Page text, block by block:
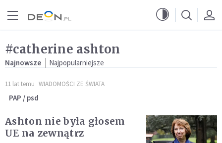
#catherine ashton
Najnowsze Najpopularniejsze
11 lat temu WIADOMOŚCI ZE ŚWIATA
PAP / psd
Ashton nie była głosem
UE na zewnątrz